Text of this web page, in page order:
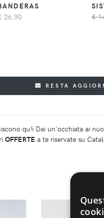
26,90
€
RESTA
qu!i Dai un'occhiata ai
OFFERTE a te riservate su